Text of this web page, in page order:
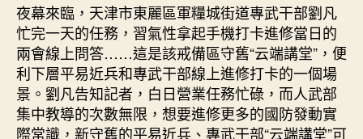
夜幕來臨，天津市東麗區軍糧城街道專武干部劉凡
忙完一天的任務，習氣性拿起手機打卡進修當日的
兩會線上問答……這是該戒備區守舊“云端講堂”，便
利下層平易近兵和專武干部線上進修打卡的一個場
景。劉凡告知記者，白日營業任務忙碌，而人武部
集中教導的次數無限，想要進修更多的國防發動實
際常識，新守舊的平易近兵、專武干部“云端講堂”可